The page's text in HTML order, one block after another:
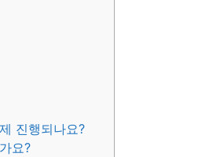
진행되나요?
요?